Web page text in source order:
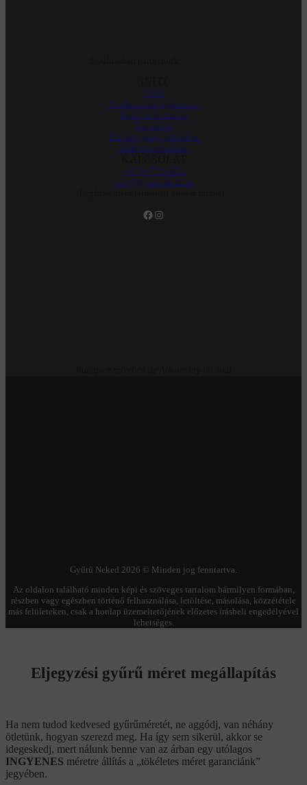
ÁSZF
Adatkezelési tájékoztató
Szállítás és fizetés
Kapcsolat
Elállási igény beküldése
Sütik testreszabása
+36 70 771 6651
info@gyuruneked.hu
Facebook
Instagram
Gyűrű Neked 2026 © Minden jog fenntartva.
Az oldalon található minden képi és szöveges tartalom bármilyen formában,
részben vagy egészben történő felhasználása, letöltése, másolása, közzététele
más felületeken, csak a honlap üzemeltetőjének előzetes írásbeli engedélyével
lehetséges.
Eljegyzési gyűrű méret megállapítás
Ha nem tudod kedvesed gyűrűméretét, ne aggódj, van néhány
ötletünk, hogyan szerezd meg. Ha így sem sikerül, akkor se
idegeskedj, mert nálunk benne van az árban egy utólagos
INGYENES méretre állítás a „tökéletes méret garanciánk”
jegyében.